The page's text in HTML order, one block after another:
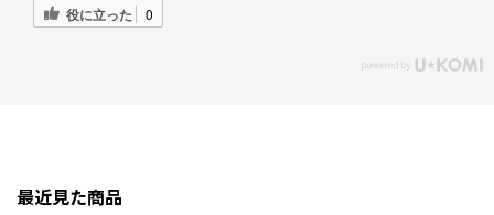
役に立った 0
最近見た商品